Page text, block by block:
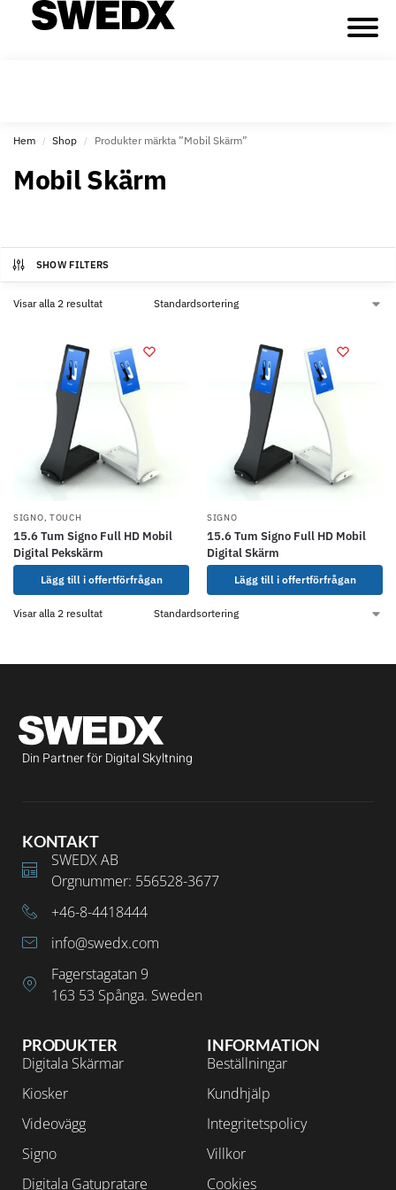
Hem / Shop / Produkter märkta ”Mobil Skärm”
Mobil Skärm
SHOW FILTERS
Visar alla 2 resultat
SIGNO, TOUCH
15.6 Tum Signo Full HD Mobil
Digital Pekskärm
Lägg till i offertförfrågan
SIGNO
15.6 Tum Signo Full HD Mobil
Digital Skärm
Lägg till i offertförfrågan
Visar alla 2 resultat
Din Partner för Digital Skyltning
INFORMATION
Beställningar
Kundhjälp
Integritetspolicy
Villkor
Cookies
PRODUKTER
Digitala Skärmar
Kiosker
Videovägg
Signo
Digitala Gatupratare
KONTAKT
SWEDX AB
Orgnummer: 556528-3677
+46-8-4418444
info@swedx.com
Fagerstagatan 9
163 53 Spånga. Sweden